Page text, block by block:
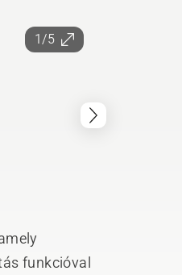
1/5
funkcióval